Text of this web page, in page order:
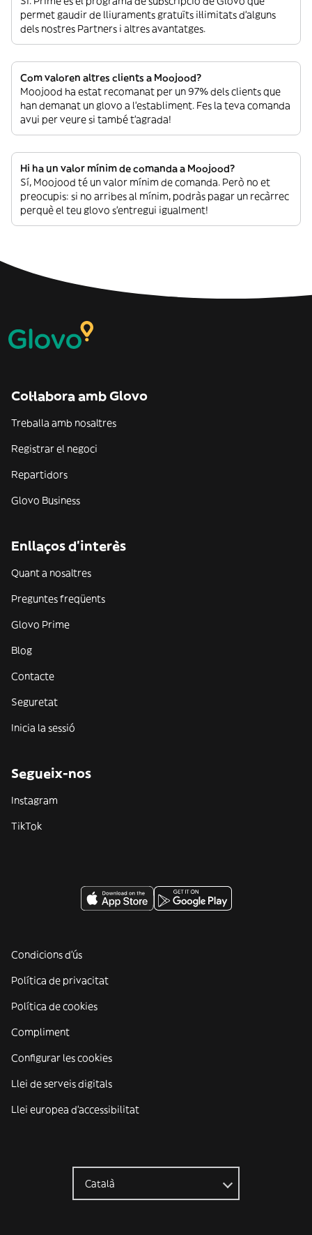
permet gaudir de lliuraments gratuïts il·limitats d’alguns
dels nostres Partners i altres avantatges.
Com valoren altres clients a Moojood?
Moojood ha estat recomanat per un 97% dels clients que
han demanat un glovo a l’establiment. Fes la teva comanda
avui per veure si també t’agrada!
Hi ha un valor mínim de comanda a Moojood?
Sí, Moojood té un valor mínim de comanda. Però no et
preocupis: si no arribes al mínim, podràs pagar un recàrrec
perquè el teu glovo s’entregui igualment!
Col·labora amb Glovo
Treballa amb nosaltres
Registrar el negoci
Repartidors
Glovo Business
Enllaços d'interès
Quant a nosaltres
Preguntes freqüents
Glovo Prime
Blog
Contacte
Seguretat
Inicia la sessió
Segueix-nos
Instagram
TikTok
Condicions d'ús
Política de privacitat
Política de cookies
Compliment
Configurar les cookies
Llei de serveis digitals
Llei europea d'accessibilitat